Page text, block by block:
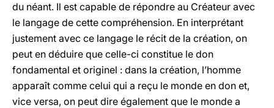
du néant. Il est capable de répondre au Créateur avec
le langage de cette compréhension. En interprétant
justement avec ce langage le récit de la création, on
peut en déduire que celle-ci constitue le don
fondamental et originel : dans la création, l’homme
apparaît comme celui qui a reçu le monde en don et,
vice versa, on peut dire également que le monde a